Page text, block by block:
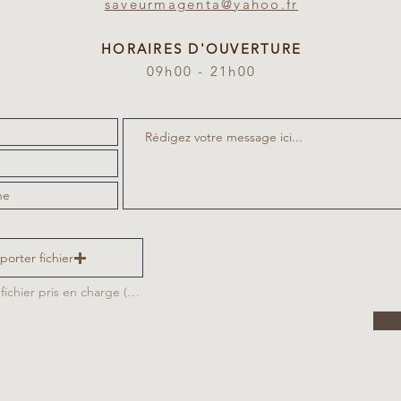
saveurmagenta@yahoo.fr
HORAIRES D'OUVERTURE
09h00 - 21h00
fichier
Importez un fichier pris en charge (max. 15 Mo)